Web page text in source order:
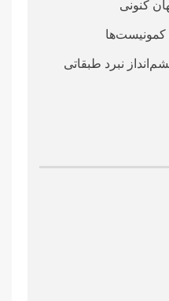
کنونی
کمونیست‌ها
نبرد طبقاتی